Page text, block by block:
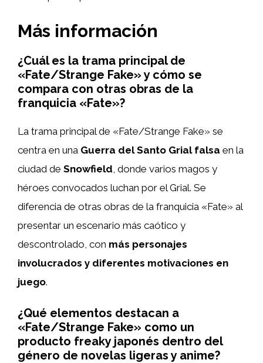
Más información
¿Cuál es la trama principal de
«Fate/Strange Fake» y cómo se
compara con otras obras de la
franquicia «Fate»?
La trama principal de «Fate/Strange Fake» se
centra en una Guerra del Santo Grial falsa en la
ciudad de Snowfield , donde varios magos y
héroes convocados luchan por el Grial. Se
diferencia de otras obras de la franquicia «Fate» al
presentar un escenario más caótico y
descontrolado, con más personajes
involucrados y diferentes motivaciones en
juego.
¿Qué elementos destacan a
«Fate/Strange Fake» como un
producto freaky japonés dentro del
género de novelas ligeras y anime?